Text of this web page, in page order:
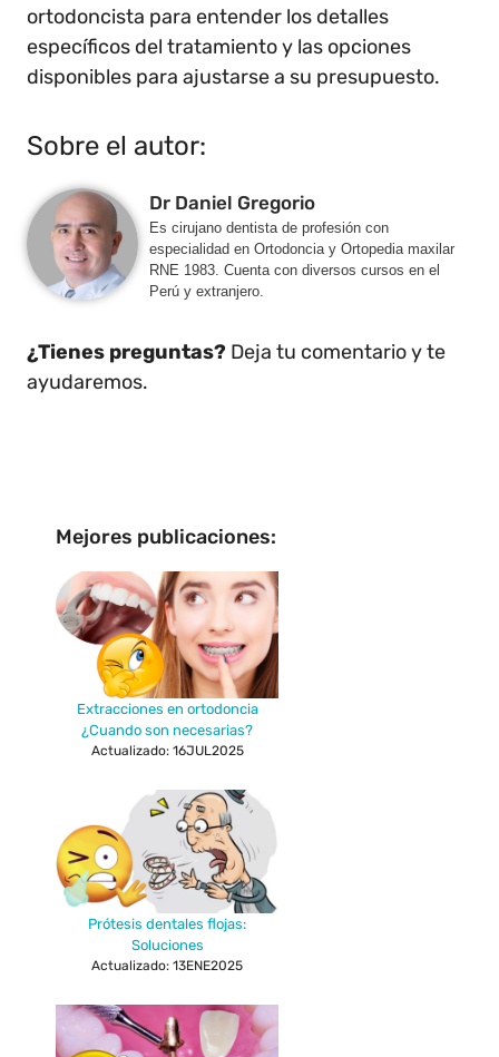
ortodoncista para entender los detalles
específicos del tratamiento y las opciones
disponibles para ajustarse a su presupuesto.
Sobre el autor:
Dr Daniel Gregorio
Es cirujano dentista de profesión con
especialidad en Ortodoncia y Ortopedia maxilar
RNE 1983. Cuenta con diversos cursos en el
Perú y extranjero.
¿Tienes preguntas? Deja tu comentario y te
ayudaremos.
Mejores publicaciones:
Extracciones en ortodoncia
¿Cuando son necesarias?
Actualizado: 16JUL2025
Prótesis dentales flojas:
Soluciones
Actualizado: 13ENE2025